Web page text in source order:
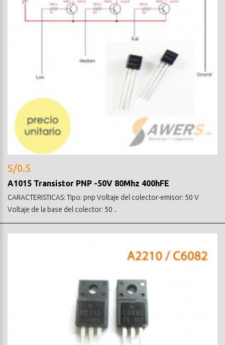
S/0.5
A1015 Transistor PNP -50V 80Mhz 400hFE
CARACTERISTICAS: Tipo: pnp Voltaje del colector-emisor: 50 V
Voltaje de la base del colector: 50 ..